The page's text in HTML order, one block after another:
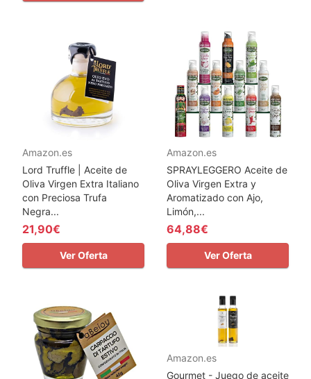
Amazon.es
Lord Truffle | Aceite de
Oliva Virgen Extra Italiano
con Preciosa Trufa
Negra...
21,90€
Ver Oferta
Amazon.es
SPRAYLEGGERO Aceite de
Oliva Virgen Extra y
Aromatizado con Ajo,
Limón,...
64,88€
Ver Oferta
Amazon.es
Gourmet - Juego de aceite